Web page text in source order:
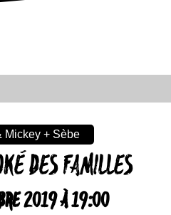
DES FAMILLES
2019 À 19:00
Mickey + Sèbe